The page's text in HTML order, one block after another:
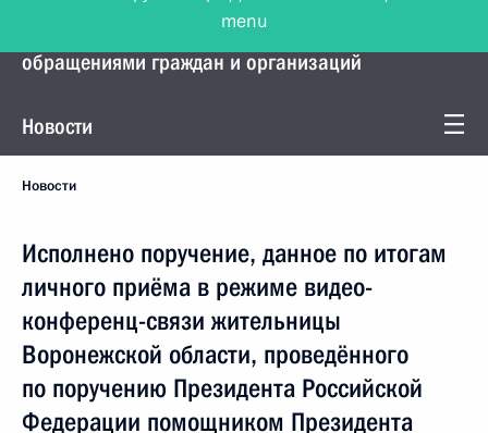
Управление Президента по работе с
обращениями граждан и организаций
Новости
Новости
Исполнено поручение, данное по итогам
личного приёма в режиме видео-
конференц-связи жительницы
Воронежской области, проведённого
по поручению Президента Российской
Федерации помощником Президента
menu